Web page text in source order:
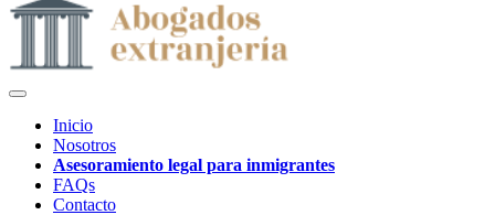
Inicio
Nosotros
Asesoramiento legal para inmigrantes
FAQs
Contacto